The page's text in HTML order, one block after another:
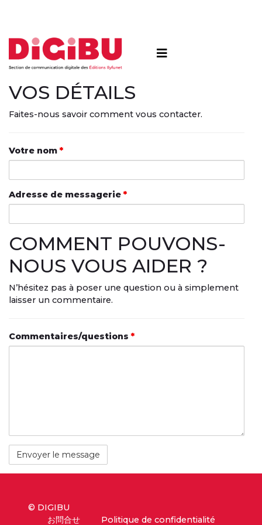
VOS DÉTAILS
Faites-nous savoir comment vous contacter.
Votre nom *
Adresse de messagerie *
COMMENT POUVONS-
NOUS VOUS AIDER ?
N’hésitez pas à poser une question ou à simplement
laisser un commentaire.
Commentaires/questions *
© DIGIBU
お問合せ
Politique de confidentialité